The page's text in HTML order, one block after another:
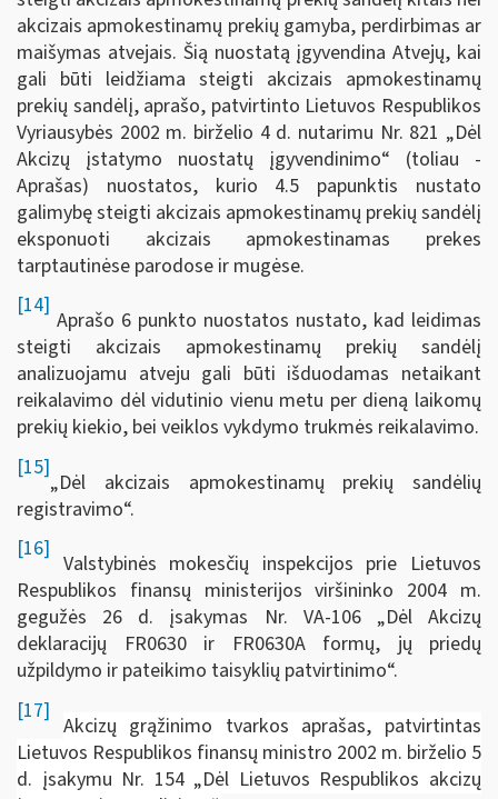
akcizais apmokestinamų prekių gamyba, perdirbimas ar
maišymas atvejais. Šią nuostatą įgyvendina Atvejų, kai
gali būti leidžiama steigti akcizais apmokestinamų
prekių sandėlį, aprašo, patvirtinto Lietuvos Respublikos
Vyriausybės 2002 m. birželio 4 d. nutarimu Nr. 821 „Dėl
Akcizų įstatymo nuostatų įgyvendinimo“ (toliau -
Aprašas) nuostatos, kurio 4.5 papunktis nustato
galimybę steigti akcizais apmokestinamų prekių sandėlį
eksponuoti akcizais apmokestinamas prekes
tarptautinėse parodose ir mugėse.
[14]
Aprašo 6 punkto nuostatos nustato, kad leidimas
steigti akcizais apmokestinamų prekių sandėlį
analizuojamu atveju gali būti išduodamas netaikant
reikalavimo dėl vidutinio vienu metu per dieną laikomų
prekių kiekio, bei veiklos vykdymo trukmės reikalavimo.
[15]
„Dėl akcizais apmokestinamų prekių sandėlių
registravimo“.
[16]
Valstybinės mokesčių inspekcijos prie Lietuvos
Respublikos finansų ministerijos viršininko 2004 m.
gegužės 26 d. įsakymas Nr. VA-106 „Dėl Akcizų
deklaracijų FR0630 ir FR0630A formų, jų priedų
užpildymo ir pateikimo taisyklių patvirtinimo“.
[17]
Akcizų grąžinimo tvarkos aprašas, patvirtintas
Lietuvos Respublikos finansų ministro 2002 m. birželio 5
d. įsakymu Nr. 154 „Dėl Lietuvos Respublikos akcizų